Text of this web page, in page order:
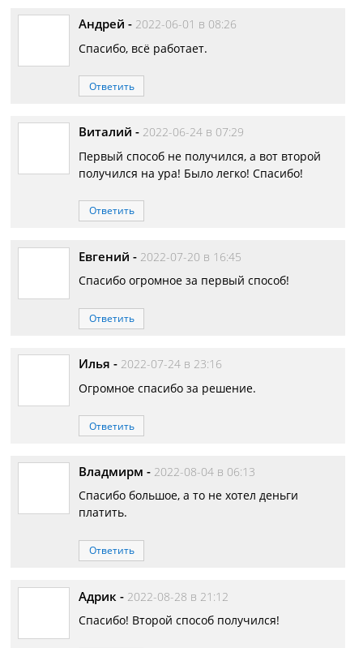
Андрей - 2022-06-01 в 08:26
Спасибо, всё работает.
Ответить
Виталий - 2022-06-24 в 07:29
Первый способ не получился, а вот второй
получился на ура! Было легко! Спасибо!
Ответить
Евгений - 2022-07-20 в 16:45
Спасибо огромное за первый способ!
Ответить
Илья - 2022-07-24 в 23:16
Огромное спасибо за решение.
Ответить
Владмирм - 2022-08-04 в 06:13
Спасибо большое, а то не хотел деньги
платить.
Ответить
Адрик - 2022-08-28 в 21:12
Спасибо! Второй способ получился!